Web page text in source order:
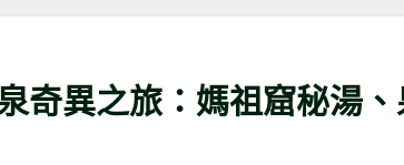
奇異之旅：媽祖窟秘湯